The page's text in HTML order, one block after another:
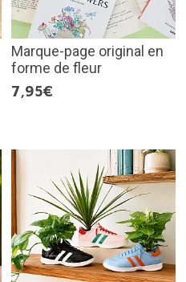
Marque-page original en
forme de fleur
7,95€